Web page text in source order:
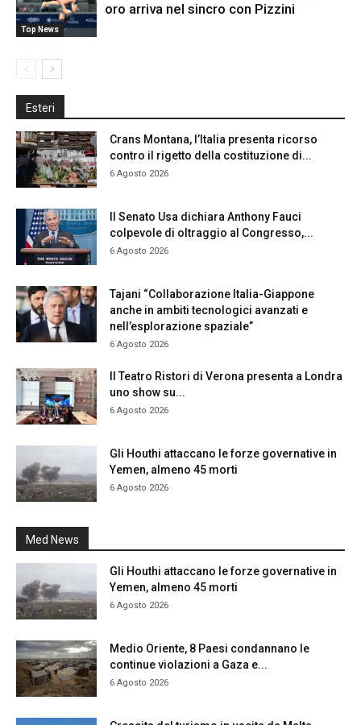
Top News
oro arriva nel sincro con Pizzini
Esteri
Crans Montana, l’Italia presenta ricorso
contro il rigetto della costituzione di...
6 Agosto 2026
Il Senato Usa dichiara Anthony Fauci
colpevole di oltraggio al Congresso,...
6 Agosto 2026
Tajani “Collaborazione Italia-Giappone
anche in ambiti tecnologici avanzati e
nell’esplorazione spaziale”
6 Agosto 2026
Il Teatro Ristori di Verona presenta a Londra
uno show su...
6 Agosto 2026
Gli Houthi attaccano le forze governative in
Yemen, almeno 45 morti
6 Agosto 2026
Med News
Gli Houthi attaccano le forze governative in
Yemen, almeno 45 morti
6 Agosto 2026
Medio Oriente, 8 Paesi condannano le
continue violazioni a Gaza e...
6 Agosto 2026